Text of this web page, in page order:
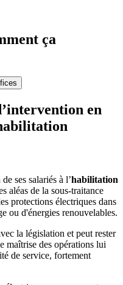
ça
en
ses salariés à l’habilitation
aléas de la sous-traitance
protections électriques dans
ou d'énergies renouvelables.
la législation et peut rester
maîtrise des opérations lui
de service, fortement